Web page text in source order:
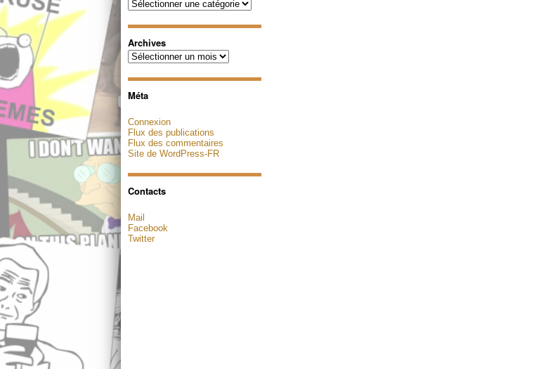
Archives
Archives
Méta
Connexion
Flux des publications
Flux des commentaires
Site de WordPress-FR
Contacts
Mail
Facebook
Twitter